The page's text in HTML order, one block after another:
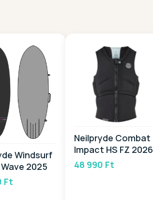
Windsurf
2025
Ft
Neilpryde Combat
Impact HS FZ 2026
48 990 Ft